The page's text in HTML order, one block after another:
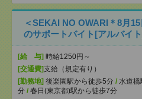
＜SEKAI NO OWARI＊8月
のサポートバイト[アルバイ
[給 与] 時給1250円～
[交通費]支給（規定有り）
[勤務地] 後楽園駅から徒歩5分 / 水道橋
分 / 春日(東京都)駅から徒歩7分